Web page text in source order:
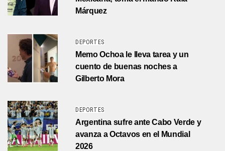
Márquez
DEPORTES
Memo Ochoa le lleva tarea y un
cuento de buenas noches a
Gilberto Mora
DEPORTES
Argentina sufre ante Cabo Verde y
avanza a Octavos en el Mundial
2026